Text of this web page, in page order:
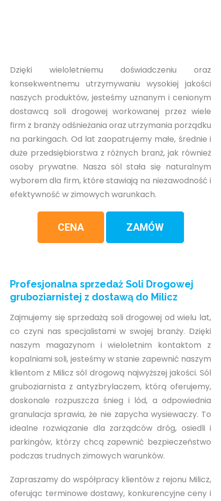
Dzięki wieloletniemu doświadczeniu oraz
konsekwentnemu utrzymywaniu wysokiej jakości
naszych produktów, jesteśmy uznanym i cenionym
dostawcą soli drogowej workowanej przez wiele
firm z branży odśnieżania oraz utrzymania porządku
na parkingach. Od lat zaopatrujemy małe, średnie i
duże przedsiębiorstwa z różnych branż, jak również
osoby prywatne. Nasza sól stała się naturalnym
wyborem dla firm, które stawiają na niezawodność i
efektywność w zimowych warunkach.
CENA ZAMÓW
Profesjonalna sprzedaż Soli Drogowej
gruboziarnistej z dostawą do Milicz
Zajmujemy się sprzedażą soli drogowej od wielu lat,
co czyni nas specjalistami w swojej branży. Dzięki
naszym magazynom i wieloletnim kontaktom z
kopalniami soli, jesteśmy w stanie zapewnić naszym
klientom z Milicz sól drogową najwyższej jakości. Sól
gruboziarnista z antyzbrylaczem, którą oferujemy,
doskonale rozpuszcza śnieg i lód, a odpowiednia
granulacja sprawia, że nie zapycha wysiewaczy. To
idealne rozwiązanie dla zarządców dróg, osiedli i
parkingów, którzy chcą zapewnić bezpieczeństwo
podczas trudnych zimowych warunków.
Zapraszamy do współpracy klientów z rejonu Milicz,
oferując terminowe dostawy, konkurencyjne ceny i